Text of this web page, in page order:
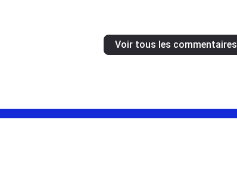
Voir tous les commentaires